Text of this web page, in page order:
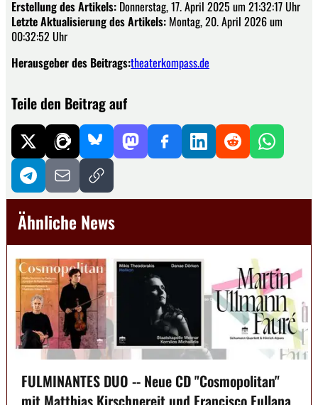
Erstellung des Artikels: Donnerstag, 17. April 2025 um 21:32:17 Uhr
Letzte Aktualisierung des Artikels: Montag, 20. April 2026 um
00:32:52 Uhr
Herausgeber des Beitrags:theaterkompass.de
Teile den Beitrag auf
Ähnliche News
FULMINANTES DUO -- Neue CD "Cosmopolitan"